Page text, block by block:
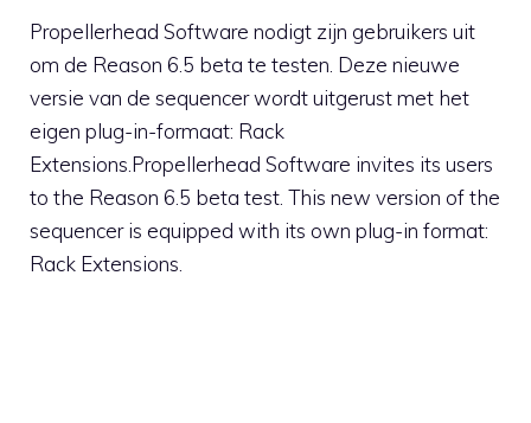
Propellerhead Software nodigt zijn gebruikers uit
om de Reason 6.5 beta te testen. Deze nieuwe
versie van de sequencer wordt uitgerust met het
eigen plug-in-formaat: Rack
Extensions.Propellerhead Software invites its users
to the Reason 6.5 beta test. This new version of the
sequencer is equipped with its own plug-in format:
Rack Extensions.